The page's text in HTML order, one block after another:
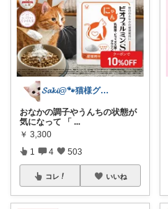
𝓢𝓪𝓴𝓲@🐾猫様グッズ紹介🐾
おなかの調子やうんちの状態が
気になって 「 ...
￥ 3,300
1 4 503
コレ いいね